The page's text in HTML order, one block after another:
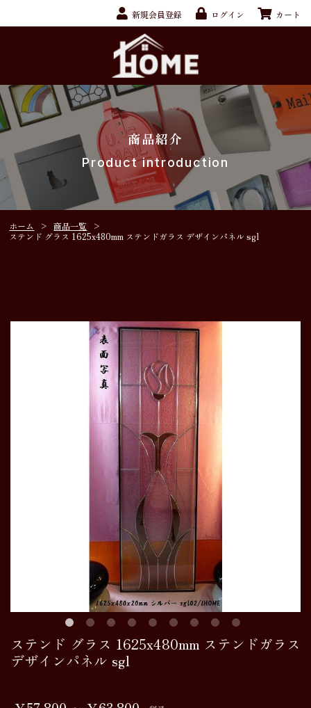
新規会員登録 ログイン カート
商品紹介
Product introduction
ホーム > 商品一覧
>
ステンド グラス 1625x480mm ステンドガラス デザインパネル sgl
ステンド グラス 1625x480mm ステンドガラス
デザインパネル sgl